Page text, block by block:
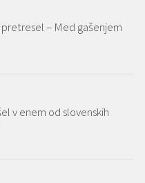
– Med gašenjem
v enem od slovenskih